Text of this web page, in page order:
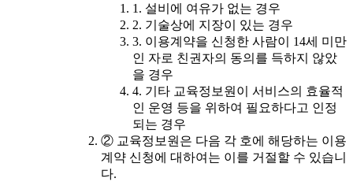
1. 설비에 여유가 없는 경우
2. 기술상에 지장이 있는 경우
3. 이용계약을 신청한 사람이 14세 미만
인 자로 친권자의 동의를 득하지 않았
을 경우
4. 기타 교육정보원이 서비스의 효율적
인 운영 등을 위하여 필요하다고 인정
되는 경우
② 교육정보원은 다음 각 호에 해당하는 이용
계약 신청에 대하여는 이를 거절할 수 있습니
다.